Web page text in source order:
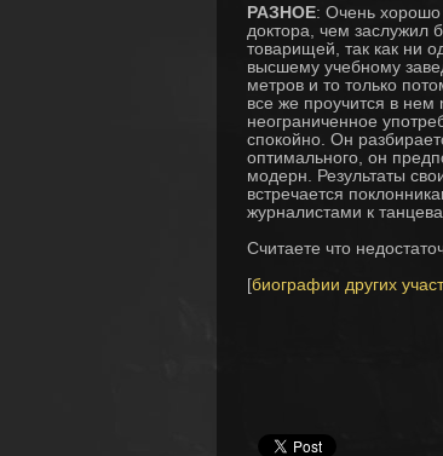
РАЗНОЕ: Очень хорошо
доктора, чем заслужил
товарищей, так как ни
высшему учебному
метров и то только
все же проучится в нем
неограниченное
спокойно. Он
оптимального, он
модерн. Результаты
встречается
журналистами к
Считаете что
[биографии других